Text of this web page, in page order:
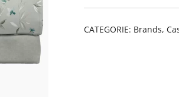
Maestro
Italia
CATEGORIE: Brands,